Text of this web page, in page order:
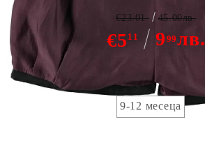
€5 11 9 99лв.
€23.01 45.00лв.
детска номерация:
9-12 месеца